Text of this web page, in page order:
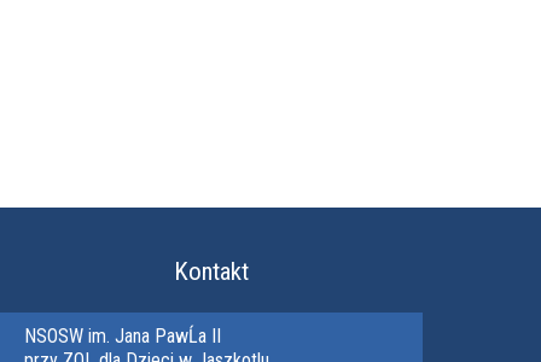
Kontakt
NSOSW im. Jana PawĹa II